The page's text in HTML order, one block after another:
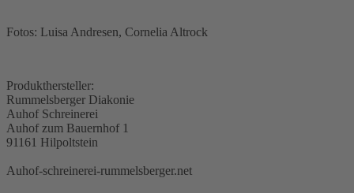
Fotos: Luisa Andresen, Cornelia Altrock
Produkthersteller:
Rummelsberger Diakonie
Auhof Schreinerei
Auhof zum Bauernhof 1
91161 Hilpoltstein
Auhof-schreinerei-rummelsberger.net